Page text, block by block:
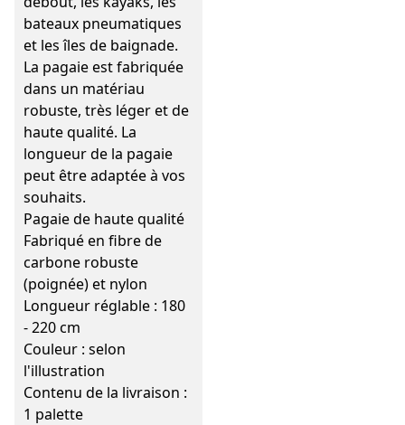
bateaux pneumatiques
et les îles de baignade.
La pagaie est fabriquée
dans un matériau
robuste, très léger et de
haute qualité. La
longueur de la pagaie
peut être adaptée à vos
souhaits.
Pagaie de haute qualité
Fabriqué en fibre de
carbone robuste
(poignée) et nylon
Longueur réglable : 180
- 220 cm
Couleur : selon
l'illustration
Contenu de la livraison :
1 palette